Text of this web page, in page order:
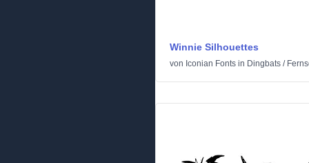
Winnie Silhouettes
von Iconian Fonts in Dingbats /